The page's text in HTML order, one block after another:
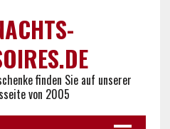
finden Sie auf unserer
von 2005